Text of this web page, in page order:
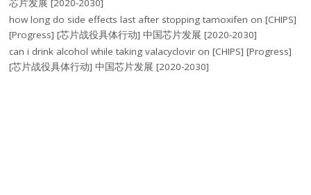
芯片发展 [2020-2030]
how long do side effects last after stopping tamoxifen on[CHIPS]
[Progress] [芯片战役具体行动] 中国芯片发展 [2020-2030]
can i drink alcohol while taking valacyclovir on[CHIPS] [Progress]
[芯片战役具体行动] 中国芯片发展 [2020-2030]